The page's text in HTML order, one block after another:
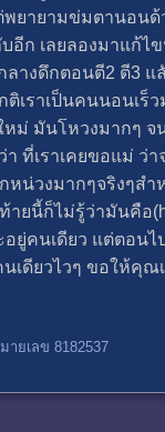
ยายามข่มตานอน
ก เลยลองมาแก้
งดึกตอนตี2 ตี3
เราเป็นคนนอนเ
ม่ มันโหวงมากๆ
ที่เราเคยขอแม่ ว่
น่วงมากๆจริงๆส
ายนี้ก็ไม่รู้ว่ามันคื
ยู่คนเดียว แต่ตอน
ดียวไวๆ ขอให้คุ
ายเลข 8182537